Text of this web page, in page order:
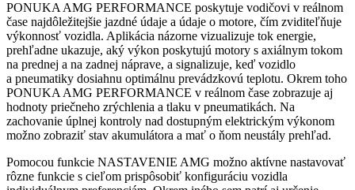
PONUKA AMG PERFORMANCE poskytuje vodičovi v reálnom
čase najdôležitejšie jazdné údaje a údaje o motore, čím zviditeľňuje
výkonnosť vozidla. Aplikácia názorne vizualizuje tok energie,
prehľadne ukazuje, aký výkon poskytujú motory s axiálnym tokom
na prednej a na zadnej náprave, a signalizuje, keď vozidlo
a pneumatiky dosiahnu optimálnu prevádzkovú teplotu. Okrem toho
PONUKA AMG PERFORMANCE v reálnom čase zobrazuje aj
hodnoty priečneho zrýchlenia a tlaku v pneumatikách. Na
zachovanie úplnej kontroly nad dostupným elektrickým výkonom
možno zobraziť stav akumulátora a mať o ňom neustály prehľad.
Pomocou funkcie NASTAVENIE AMG možno aktívne nastavovať
rôzne funkcie s cieľom prispôsobiť konfiguráciu vozidla